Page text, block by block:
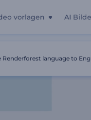
vorlagen AI
Ernährungsberatung
language to